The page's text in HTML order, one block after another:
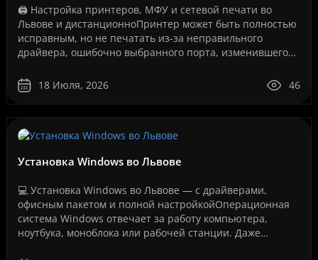
🖨️ Настройка принтеров, МФУ и сетевой печати во
Львове и дистанционноПринтер может быть полностью
исправным, но не печатать из-за неправильного
драйвера, ошибочно выбранного порта, изменившегося
соединение..
18 Июля, 2026 46
Установка Windows во Львове
💻 Установка Windows во Львове — с драйверами,
офисным пакетом и полной настройкойОперационная
система Windows отвечает за работу компьютера,
ноутбука, моноблока или рабочей станции. Даже